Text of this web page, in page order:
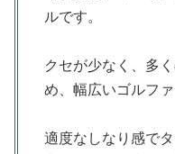
ルです。
クセが少なく、多
め、幅広いゴルフ
適度なしなり感で